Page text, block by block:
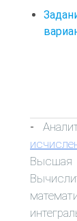
-
Высшая